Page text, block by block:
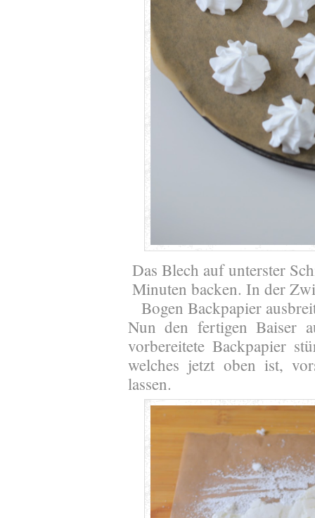
Das Blech auf unterster
Minuten backen. In der
Bogen Backpapier
Nun den fertigen Baiser
vorbereitete Backpapier
welches jetzt oben ist,
lassen.